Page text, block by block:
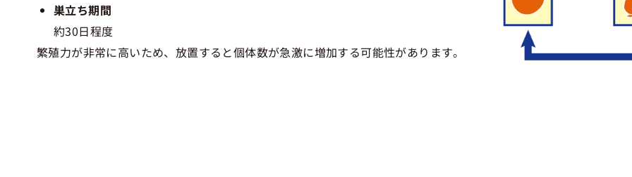
巣立ち期間
約30日程度
繁殖力が非常に高いため、放置すると個体数が急激に増加する可能性があります。